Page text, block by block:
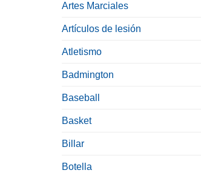
Artes Marciales
Artículos de lesión
Atletismo
Badmington
Baseball
Basket
Billar
Botella